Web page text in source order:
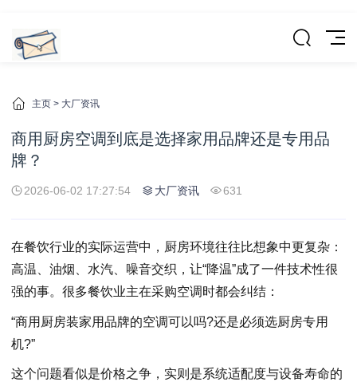
主页 > 大厂资讯
商用厨房空调到底是选择家用品牌还是专用品
牌？
2026-06-02 17:27:54 大厂资讯 631
在餐饮行业的实际运营中，厨房环境往往比想象中更复杂：
高温、油烟、水汽、噪音交织，让“降温”成了一件技术性很
强的事。很多餐饮业主在采购空调时都会纠结：
“商用厨房装家用品牌的空调可以吗?还是必须选厨房专用
机?”
这个问题看似是价格之争，实则是系统适配度与设备寿命的